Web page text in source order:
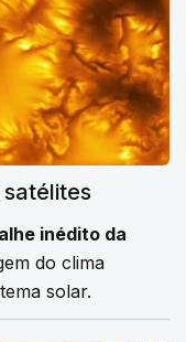
satélites
inédito da
do clima
solar.